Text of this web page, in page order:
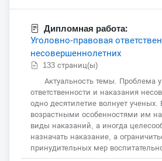
Дипломная работа:
Уголовно-правовая
несовершеннолетних
133 страниц(ы)
Актуальность темы. Проблема
ответственности и наказания
одно десятилетие волнует ученых.
возрастными особенностями им
виды наказаний, а иногда
назначать наказание, а
принудительных мер